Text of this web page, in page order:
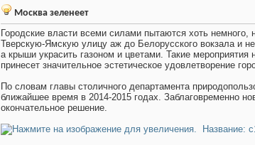
Москва зеленеет
Городские власти всеми силами пытаются хоть
Тверскую-Ямскую улицу аж до Белорусского вокзала и
а крыши украсить газоном и цветами. Такие
принесет значительное эстетическое удовлетворение
По словам главы столичного департамента
ближайшее время в 2014-2015 годах. Заблаговременно
окончательное решение.